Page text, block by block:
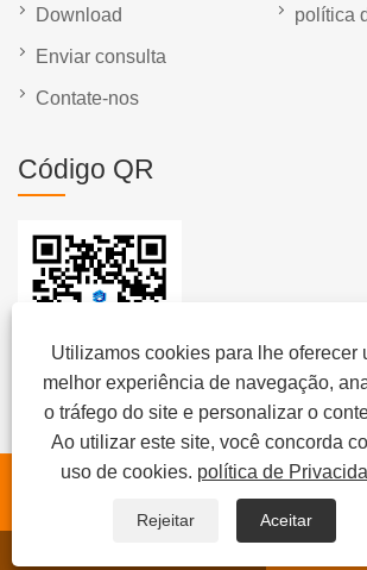
Utilizamos cookies para lhe oferecer
melhor experiência de navegação,
o tráfego do site e personalizar o
Ao utilizar este site, você concorda
uso de cookies. política de
Rejeitar Aceitar
Download
Enviar consulta
Contate-nos
política
Código QR
Copyright © 2024 Fujian Quanzhou Hongjia
Todos os direitos reservados.